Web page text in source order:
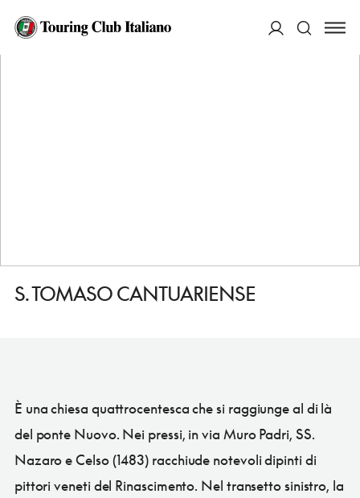
HOME
S. TOMASO CANTUARIENSE
È una chiesa quattrocentesca che si raggiunge al di là
del ponte Nuovo. Nei pressi, in via Muro Padri, SS.
Nazaro e Celso (1483) racchiude notevoli dipinti di
pittori veneti del Rinascimento. Nel transetto sinistro, la